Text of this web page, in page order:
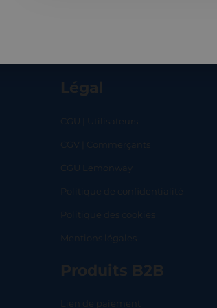
Légal
CGU | Utilisateurs
CGV | Commerçants
CGU Lemonway
Politique de confidentialité
Politique des cookies
Mentions légales
Produits B2B
Lien de paiement
SHOP